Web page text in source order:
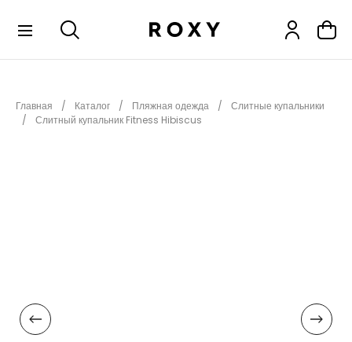
НОВИНКИ
АКСЕССУАРЫ
Главная Каталог Пляжная одежда
Слитные купальники
Слитный купальник Fitness Hibiscus